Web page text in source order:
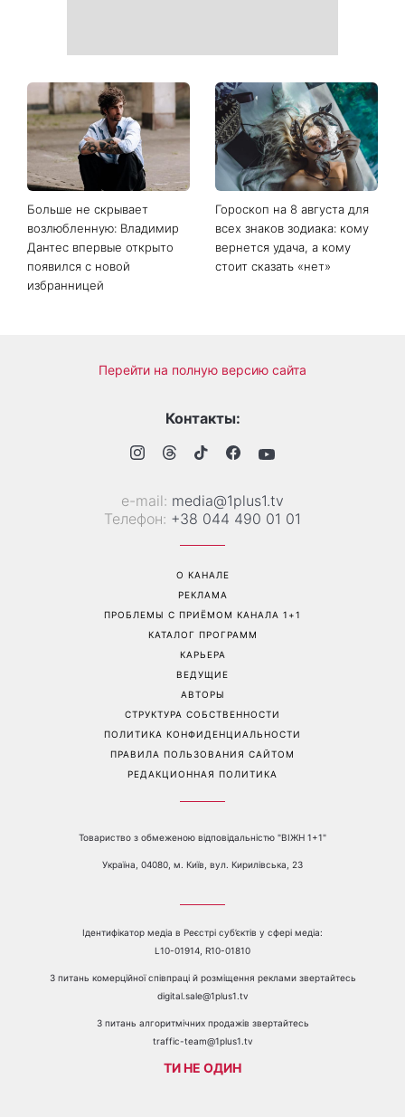
Больше не скрывает
возлюбленную: Владимир
Дантес впервые открыто
появился с новой
избранницей
Гороскоп на 8 августа для
всех знаков зодиака: кому
вернется удача, а кому
стоит сказать «нет»
Перейти на полную версию сайта
Контакты:
е-mail: media@1plus1.tv
Телефон: +38 044 490 01 01
О КАНАЛЕ
РЕКЛАМА
ПРОБЛЕМЫ С ПРИЁМОМ КАНАЛА 1+1
КАТАЛОГ ПРОГРАММ
КАРЬЕРА
ВЕДУЩИЕ
АВТОРЫ
СТРУКТУРА СОБСТВЕННОСТИ
ПОЛИТИКА КОНФИДЕНЦИАЛЬНОСТИ
ПРАВИЛА ПОЛЬЗОВАНИЯ САЙТОМ
РЕДАКЦИОННАЯ ПОЛИТИКА
Товариство з обмеженою відповідальністю "ВІЖН 1+1"
Україна, 04080, м. Київ, вул. Кирилівська, 23
Ідентифікатор медіа в Реєстрі суб’єктів у сфері медіа:
L10-01914, R10-01810
З питань комерційної співпраці й розміщення реклами звертайтесь
digital.sale@1plus1.tv
З питань алгоритмічних продажів звертайтесь
traffic-team@1plus1.tv
ТИ НЕ ОДИН